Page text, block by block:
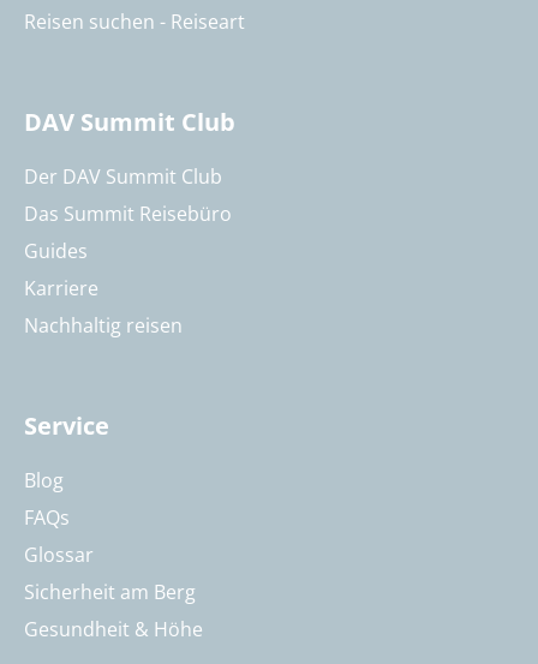
Reisen suchen - Reiseart
DAV Summit Club
Der DAV Summit Club
Das Summit Reisebüro
Guides
Karriere
Nachhaltig reisen
Service
Blog
FAQs
Glossar
Sicherheit am Berg
Gesundheit & Höhe